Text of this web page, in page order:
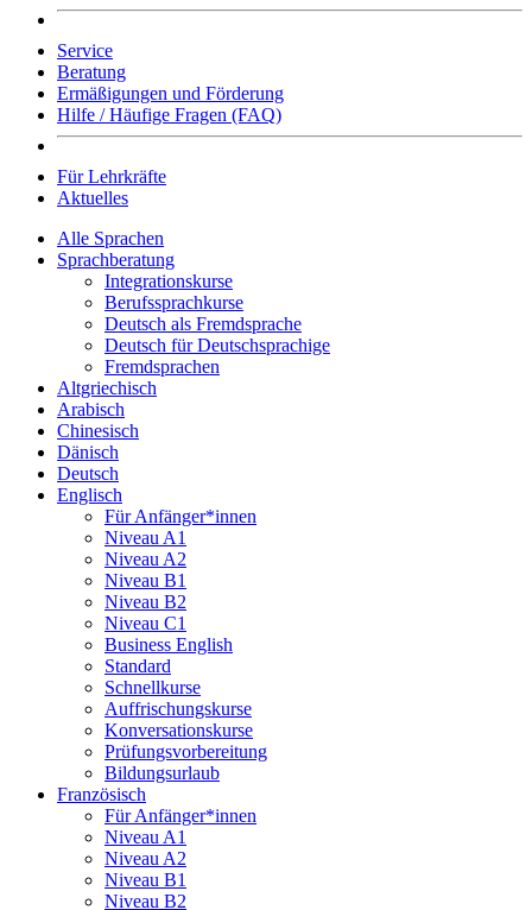
Service
Beratung
Ermäßigungen und Förderung
Hilfe / Häufige Fragen (FAQ)
Für Lehrkräfte
Aktuelles
Alle Sprachen
Sprachberatung
Integrationskurse
Berufssprachkurse
Deutsch als Fremdsprache
Deutsch für Deutschsprachige
Fremdsprachen
Altgriechisch
Arabisch
Chinesisch
Dänisch
Deutsch
Englisch
Für Anfänger*innen
Niveau A1
Niveau A2
Niveau B1
Niveau B2
Niveau C1
Business English
Standard
Schnellkurse
Auffrischungskurse
Konversationskurse
Prüfungsvorbereitung
Bildungsurlaub
Französisch
Für Anfänger*innen
Niveau A1
Niveau A2
Niveau B1
Niveau B2